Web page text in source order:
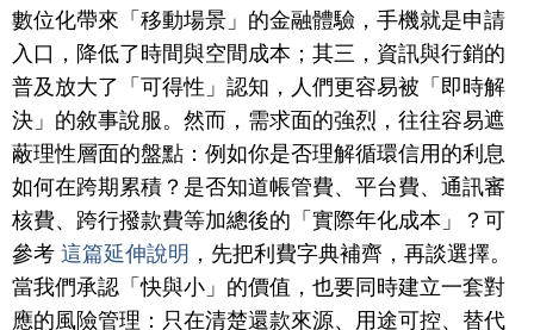
數位化帶來「移動場景」的金融體驗，手機就是申請
入口，降低了時間與空間成本；其三，資訊與行銷的
普及放大了「可得性」認知，人們更容易被「即時解
決」的敘事說服。然而，需求面的強烈，往往容易遮
蔽理性層面的盤點：例如你是否理解循環信用的利息
如何在跨期累積？是否知道帳管費、平台費、通訊審
核費、跨行撥款費等加總後的「實際年化成本」？可
參考 這篇延伸說明 ，先把利費字典補齊，再談選擇。
當我們承認「快與小」的價值，也要同時建立一套對
應的風險管理：只在清楚還款來源、用途可控、替代